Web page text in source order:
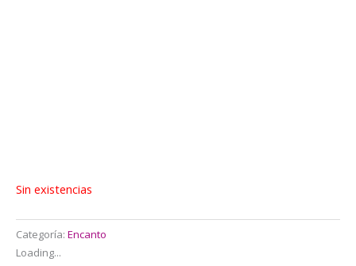
Sin existencias
Categoría: Encanto
Loading...